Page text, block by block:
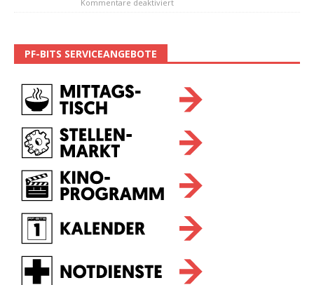
Kommentare deaktiviert
PF-BITS SERVICEANGEBOTE